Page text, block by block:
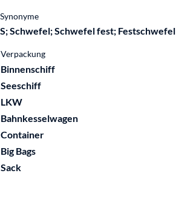
Synonyme
S; Schwefel; Schwefel fest; Festschwefel
Verpackung
Binnenschiff
Seeschiff
LKW
Bahnkesselwagen
Container
Big Bags
Sack